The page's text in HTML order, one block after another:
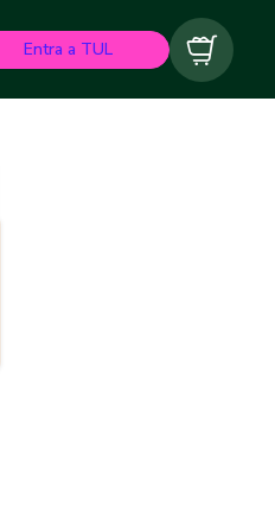
Entra a TUL Carrito